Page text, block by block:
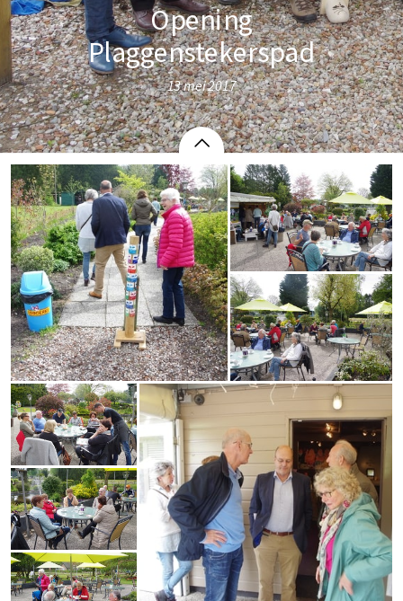
Opening
Plaggenstekerspad
13 mei 2017